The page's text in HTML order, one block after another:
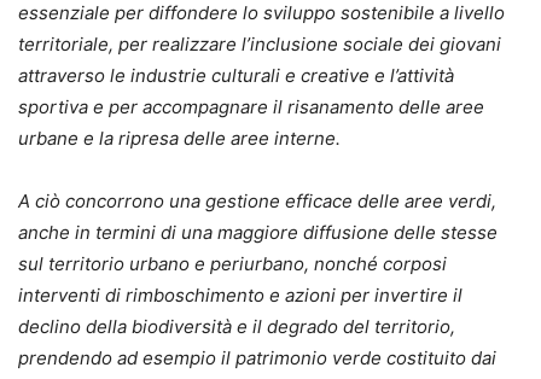
essenziale per diffondere lo sviluppo sostenibile a livello
territoriale, per realizzare l’inclusione sociale dei giovani
attraverso le industrie culturali e creative e l’attività
sportiva e per accompagnare il risanamento delle aree
urbane e la ripresa delle aree interne.
A ciò concorrono una gestione efficace delle aree verdi,
anche in termini di una maggiore diffusione delle stesse
sul territorio urbano e periurbano, nonché corposi
interventi di rimboschimento e azioni per invertire il
declino della biodiversità e il degrado del territorio,
prendendo ad esempio il patrimonio verde costituito dai